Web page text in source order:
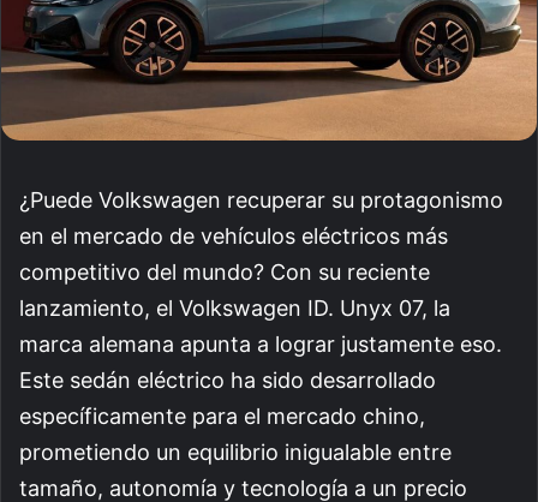
¿Puede Volkswagen recuperar su protagonismo
en el mercado de vehículos eléctricos más
competitivo del mundo? Con su reciente
lanzamiento, el Volkswagen ID. Unyx 07, la
marca alemana apunta a lograr justamente eso.
Este sedán eléctrico ha sido desarrollado
específicamente para el mercado chino,
prometiendo un equilibrio inigualable entre
tamaño, autonomía y tecnología a un precio